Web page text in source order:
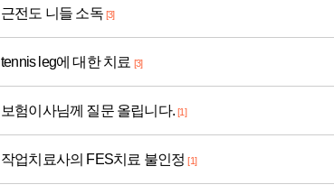
근전도 니들 소독 [3]
tennis leg에 대한 치료 [3]
보험이사님께 질문 올립니다. [1]
작업치료사의 FES치료 불인정 [1]